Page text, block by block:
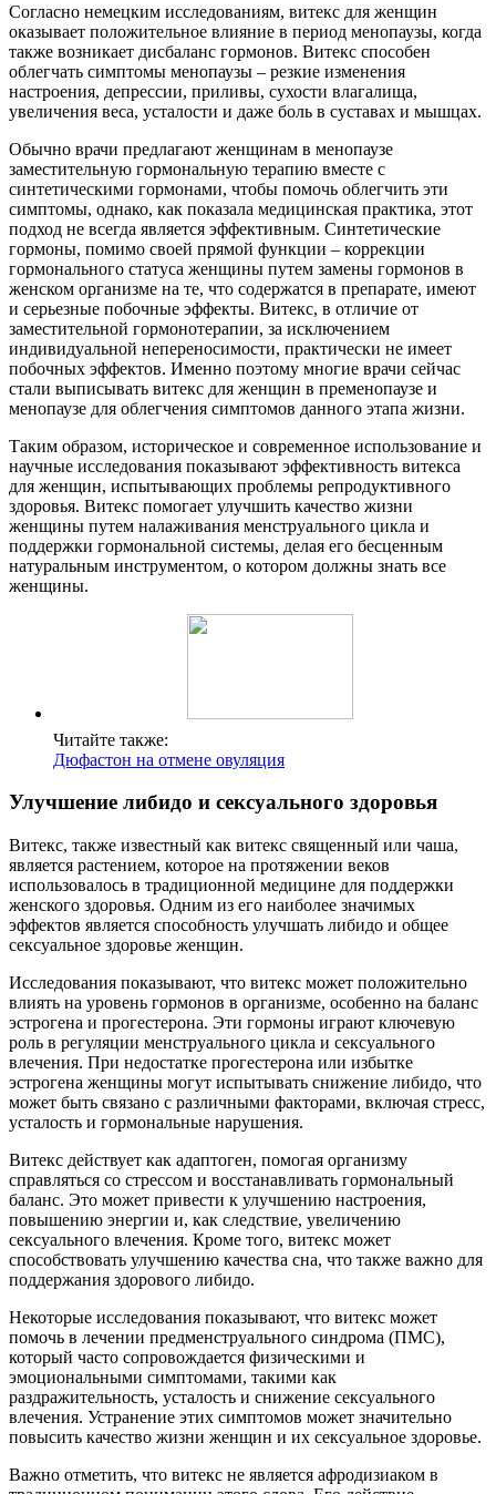
Согласно немецким исследованиям, витекс для женщин
оказывает положительное влияние в период менопаузы, когда
также возникает дисбаланс гормонов. Витекс способен
облегчать симптомы менопаузы – резкие изменения
настроения, депрессии, приливы, сухости влагалища,
увеличения веса, усталости и даже боль в суставах и мышцах.
Обычно врачи предлагают женщинам в менопаузе
заместительную гормональную терапию вместе с
синтетическими гормонами, чтобы помочь облегчить эти
симптомы, однако, как показала медицинская практика, этот
подход не всегда является эффективным. Синтетические
гормоны, помимо своей прямой функции – коррекции
гормонального статуса женщины путем замены гормонов в
женском организме на те, что содержатся в препарате, имеют
и серьезные побочные эффекты. Витекс, в отличие от
заместительной гормонотерапии, за исключением
индивидуальной непереносимости, практически не имеет
побочных эффектов. Именно поэтому многие врачи сейчас
стали выписывать витекс для женщин в пременопаузе и
менопаузе для облегчения симптомов данного этапа жизни.
Таким образом, историческое и современное использование и
научные исследования показывают эффективность витекса
для женщин, испытывающих проблемы репродуктивного
здоровья. Витекс помогает улучшить качество жизни
женщины путем налаживания менструального цикла и
поддержки гормональной системы, делая его бесценным
натуральным инструментом, о котором должны знать все
женщины.
Читайте также:
Дюфастон на отмене овуляция
Улучшение либидо и сексуального здоровья
Витекс, также известный как витекс священный или чаша,
является растением, которое на протяжении веков
использовалось в традиционной медицине для поддержки
женского здоровья. Одним из его наиболее значимых
эффектов является способность улучшать либидо и общее
сексуальное здоровье женщин.
Исследования показывают, что витекс может положительно
влиять на уровень гормонов в организме, особенно на баланс
эстрогена и прогестерона. Эти гормоны играют ключевую
роль в регуляции менструального цикла и сексуального
влечения. При недостатке прогестерона или избытке
эстрогена женщины могут испытывать снижение либидо, что
может быть связано с различными факторами, включая стресс,
усталость и гормональные нарушения.
Витекс действует как адаптоген, помогая организму
справляться со стрессом и восстанавливать гормональный
баланс. Это может привести к улучшению настроения,
повышению энергии и, как следствие, увеличению
сексуального влечения. Кроме того, витекс может
способствовать улучшению качества сна, что также важно для
поддержания здорового либидо.
Некоторые исследования показывают, что витекс может
помочь в лечении предменструального синдрома (ПМС),
который часто сопровождается физическими и
эмоциональными симптомами, такими как
раздражительность, усталость и снижение сексуального
влечения. Устранение этих симптомов может значительно
повысить качество жизни женщин и их сексуальное здоровье.
Важно отметить, что витекс не является афродизиаком в